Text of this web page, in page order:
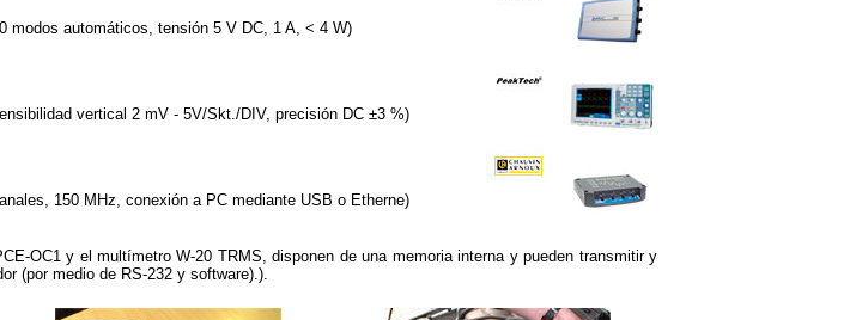
modos automáticos, tensión 5 V DC, 1 A, < 4 W)
vertical 2 mV - 5V/Skt./DIV, precisión DC ±3 %)
150 MHz, conexión a PC mediante USB o Etherne)
OC1 y el multímetro W-20 TRMS, disponen de una memoria interna y pueden transmitir y
(por medio de RS-232 y software).).